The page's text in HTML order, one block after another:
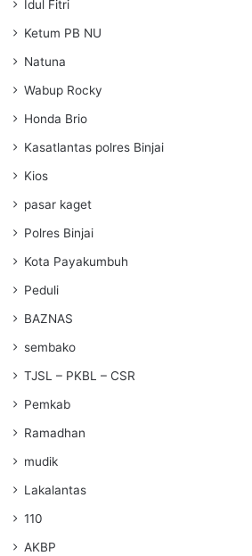
Idul Fitri
Ketum PB NU
Natuna
Wabup Rocky
Honda Brio
Kasatlantas polres Binjai
Kios
pasar kaget
Polres Binjai
Kota Payakumbuh
Peduli
BAZNAS
sembako
TJSL – PKBL – CSR
Pemkab
Ramadhan
mudik
Lakalantas
110
AKBP